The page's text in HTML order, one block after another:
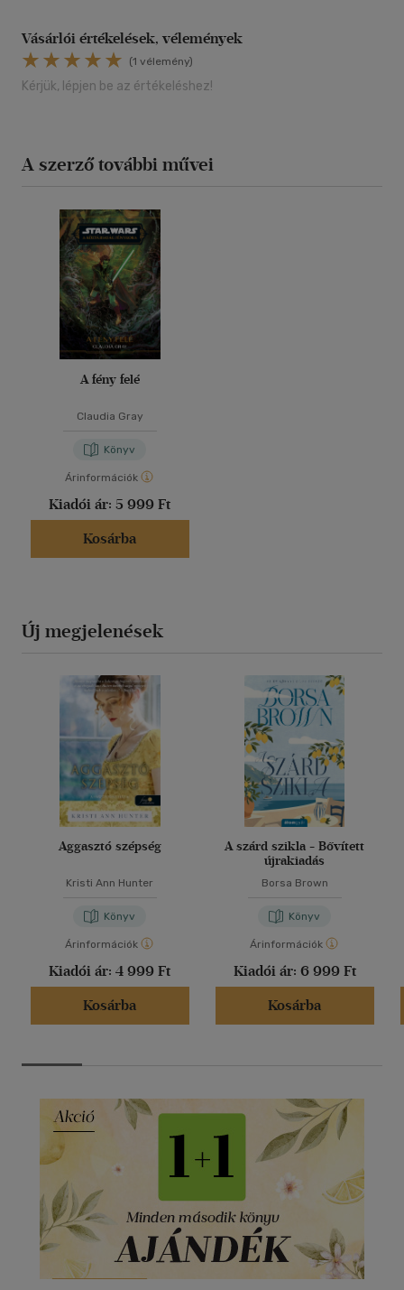
Vásárlói értékelések, vélemények
(1 vélemény)
Kérjük, lépjen be az értékeléshez!
A szerző további művei
A fény felé
Claudia Gray
Könyv
Árinformációk
Kiadói ár: 5 999 Ft
Kosárba
Új megjelenések
Aggasztó szépség
Kristi Ann Hunter
Könyv
Árinformációk
Kiadói ár: 4 999 Ft
Kosárba
A szárd szikla - Bővített
újrakiadás
Borsa Brown
Könyv
Árinformációk
Kiadói ár: 6 999 Ft
Kosárba